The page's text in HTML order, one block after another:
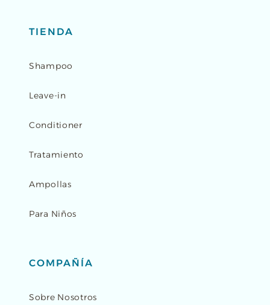
TIENDA
Shampoo
Leave-in
Conditioner
Tratamiento
Ampollas
Para Niños
COMPAÑÍA
Sobre Nosotros